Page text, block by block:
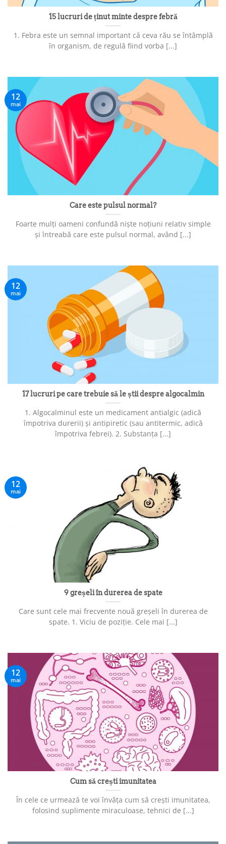
15 lucruri de ținut minte despre febră
1. Febra este un semnal important că ceva rău se întâmplă
în organism, de regulă fiind vorba [...]
Care este pulsul normal?
Foarte mulți oameni confundă niște noțiuni relativ simple
și întreabă care este pulsul normal, având [...]
12
mai
17 lucruri pe care trebuie să le știi despre algocalmin
1. Algocalminul este un medicament antialgic (adică
împotriva durerii) și antipiretic (sau antitermic, adică
împotriva febrei). 2. Substanța [...]
12
mai
9 greșeli în durerea de spate
Care sunt cele mai frecvente nouă greșeli în durerea de
spate. 1. Viciu de poziție. Cele mai [...]
12
mai
Cum să crești imunitatea
În cele ce urmează te voi învăța cum să crești imunitatea,
folosind suplimente miraculoase, tehnici de [...]
12
mai